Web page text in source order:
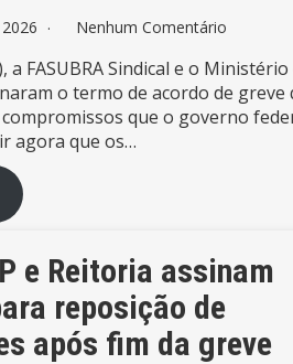
Nenhum Comentário
a FASUBRA Sindical e o Ministério
o termo de acordo de greve
que o governo
agora que os…
e Reitoria assinam
reposição de
após fim da greve